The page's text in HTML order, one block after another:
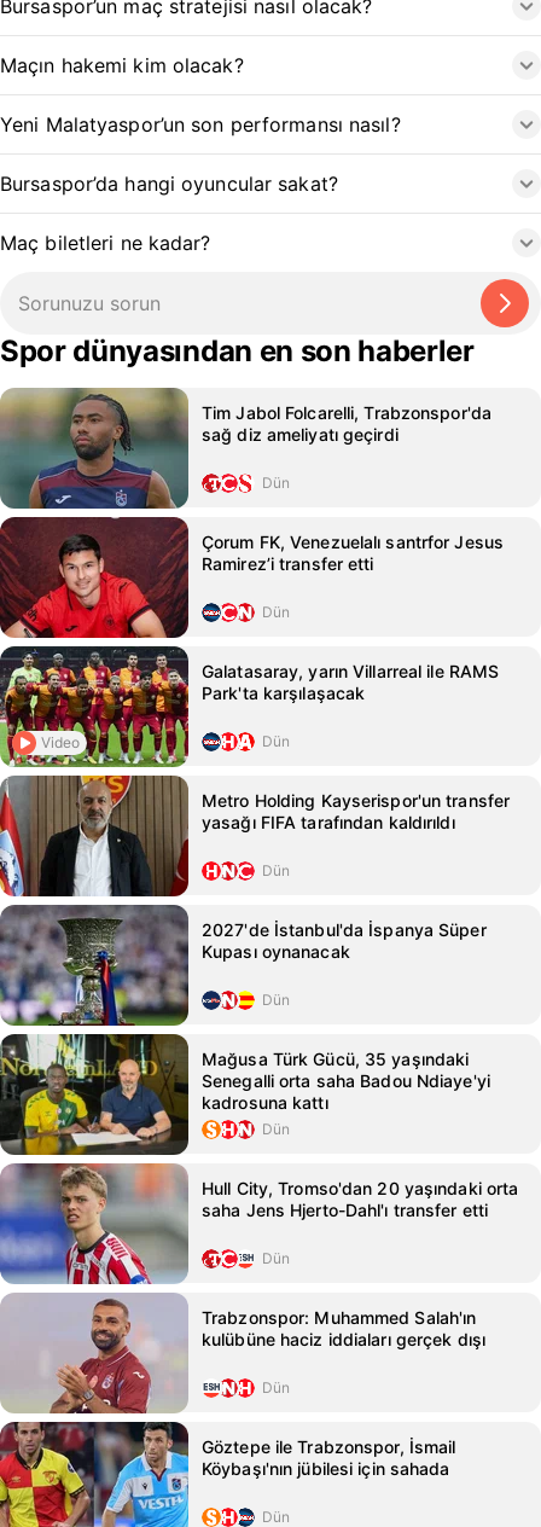
Bursaspor’un maç stratejisi nasıl olacak?
Maçın hakemi kim olacak?
Yeni Malatyaspor’un son performansı nasıl?
Bursaspor’da hangi oyuncular sakat?
Maç biletleri ne kadar?
Spor dünyasından en son haberler
Tim Jabol Folcarelli, Trabzonspor'da
sağ diz ameliyatı geçirdi
Dün
Çorum FK, Venezuelalı santrfor Jesus
Ramirez’i transfer etti
Dün
Video
Galatasaray, yarın Villarreal ile RAMS
Park'ta karşılaşacak
Dün
Metro Holding Kayserispor'un transfer
yasağı FIFA tarafından kaldırıldı
Dün
2027'de İstanbul'da İspanya Süper
Kupası oynanacak
Dün
Mağusa Türk Gücü, 35 yaşındaki
Senegalli orta saha Badou Ndiaye'yi
kadrosuna kattı
Dün
Hull City, Tromso'dan 20 yaşındaki orta
saha Jens Hjerto-Dahl'ı transfer etti
Dün
Trabzonspor: Muhammed Salah'ın
kulübüne haciz iddiaları gerçek dışı
Dün
Göztepe ile Trabzonspor, İsmail
Köybaşı'nın jübilesi için sahada
Dün